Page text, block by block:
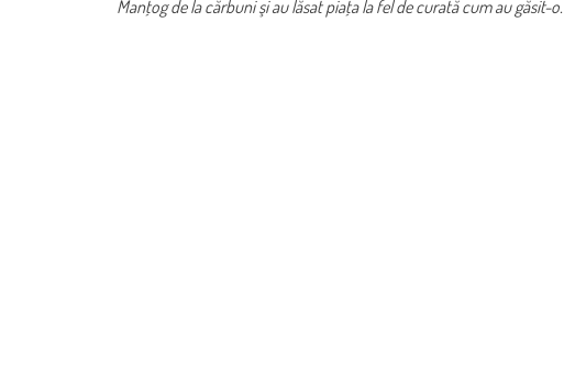
Manţog de la cărbuni şi au lăsat piaţa la fel de curată cum au găsit-o.